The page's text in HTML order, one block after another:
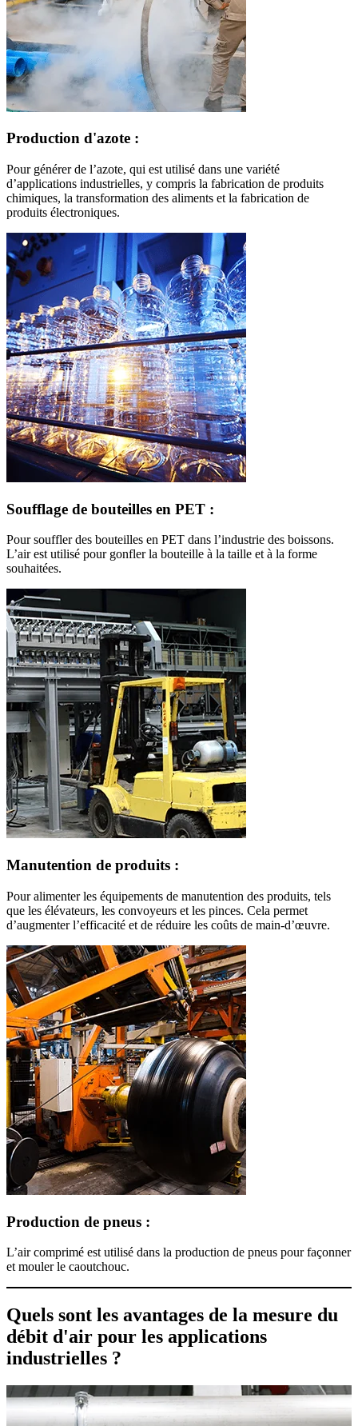
Production d'azote :
Pour générer de l’azote, qui est utilisé dans une variété
d’applications industrielles, y compris la fabrication de produits
chimiques, la transformation des aliments et la fabrication de
produits électroniques.
Soufflage de bouteilles en PET :
Pour souffler des bouteilles en PET dans l’industrie des boissons.
L’air est utilisé pour gonfler la bouteille à la taille et à la forme
souhaitées.
Manutention de produits :
Pour alimenter les équipements de manutention des produits, tels
que les élévateurs, les convoyeurs et les pinces. Cela permet
d’augmenter l’efficacité et de réduire les coûts de main-d’œuvre.
Production de pneus :
L’air comprimé est utilisé dans la production de pneus pour façonner
et mouler le caoutchouc.
Quels sont les avantages de la mesure du
débit d'air pour les applications
industrielles ?